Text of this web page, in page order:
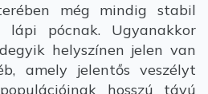
még mindig stabil
pócnak. Ugyanakkor
helyszínen jelen van
amely jelentős veszélyt
hosszú távú